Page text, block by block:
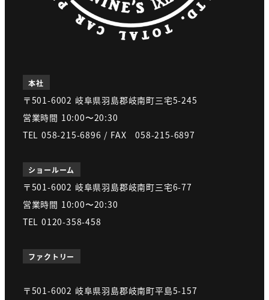
本社
〒501-6002 岐阜県羽島郡岐南町三宅5-245
営業時間 10:00〜20:30
TEL 058-215-6896 / FAX 058-215-6897
ショールーム
〒501-6002 岐阜県羽島郡岐南町三宅6-77
営業時間 10:00〜20:30
TEL 0120-358-458
ファクトリー
〒501-6002 岐阜県羽島郡岐南町平島5-157